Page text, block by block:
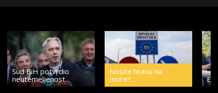
Sud BiH potvrdio
neutemeljenost...
Nosite hranu na
more?...